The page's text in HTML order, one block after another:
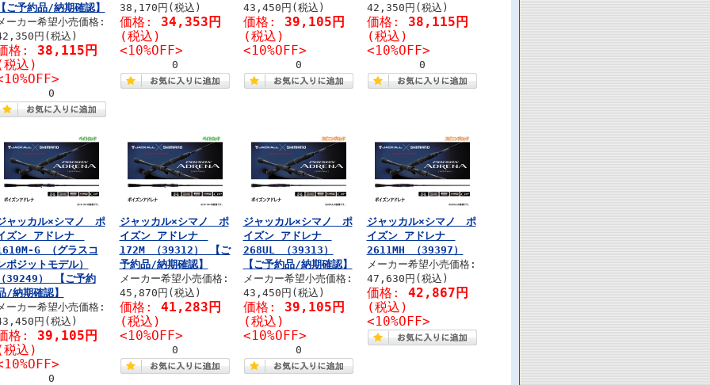
ご予約品/納期確認】
ーカー希望小売価格:
円(税込)
格: 38,115円
込)
0
38,170円(税込)
価格: 34,353円
(税込)
<10%OFF>
0
43,450円(税込)
価格: 39,105円
(税込)
<10%OFF>
0
42,350円(税込)
価格: 38,115円
(税込)
<10%OFF>
0
ャッカル×シマノ ポ
ズン アドレナ
G （グラスコ
ポジットモデル）
39249） 【ご予約
/納期確認】
ーカー希望小売価格:
円(税込)
格: 39,105円
込)
0
ジャッカル×シマノ ポ
イズン アドレナ
172M （39312） 【ご
予約品/納期確認】
メーカー希望小売価格:
45,870円(税込)
価格: 41,283円
(税込)
<10%OFF>
0
ジャッカル×シマノ ポ
イズン アドレナ
268UL （39313）
【ご予約品/納期確認】
メーカー希望小売価格:
43,450円(税込)
価格: 39,105円
(税込)
<10%OFF>
0
ジャッカル×シマノ ポ
イズン アドレナ
2611MH （39397）
メーカー希望小売価格:
47,630円(税込)
価格: 42,867円
(税込)
<10%OFF>